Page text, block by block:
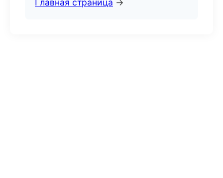
Главная страница →